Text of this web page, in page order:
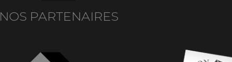
NOS PARTENAIRES